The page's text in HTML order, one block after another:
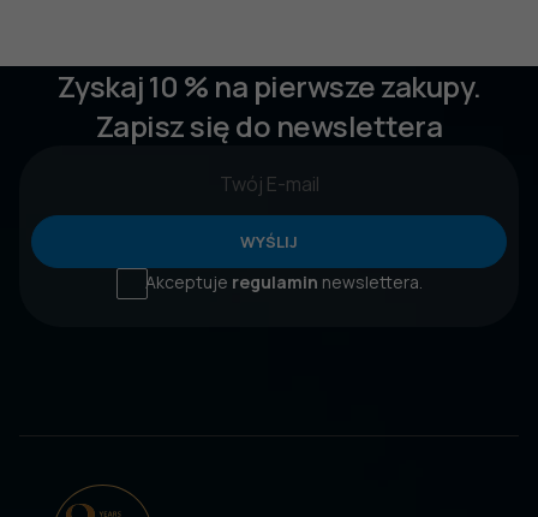
Zyskaj 10 % na pierwsze zakupy.
Zapisz się do newslettera
WYŚLIJ
Akceptuje regulamin newslettera.